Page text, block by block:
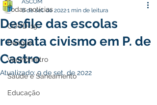
Todas notícias
COVD-19
Dengue
Vacinômetro
Saúde e Saneamento
Educação
Desfile das escolas
resgata civismo em P. de
Castro
ASCOM
8 de set. de 20221 min de leitura
Atualizado:9 de set. de 2022